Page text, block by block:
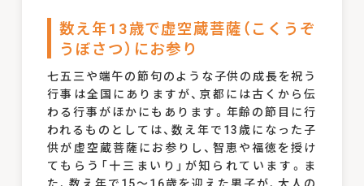
数え年13歳で虚空蔵菩薩（こくうぞ
うぼさつ）にお参り
七五三や端午の節句のような子供の成長を祝う
行事は全国にありますが、京都には古くから伝
わる行事がほかにもあります。年齢の節目に行
われるものとしては、数え年で13歳になった子
供が虚空蔵菩薩にお参りし、智恵や福徳を授け
てもらう「十三まいり」が知られています。ま
た、数え年で15～16歳を迎えた男子が、大人の